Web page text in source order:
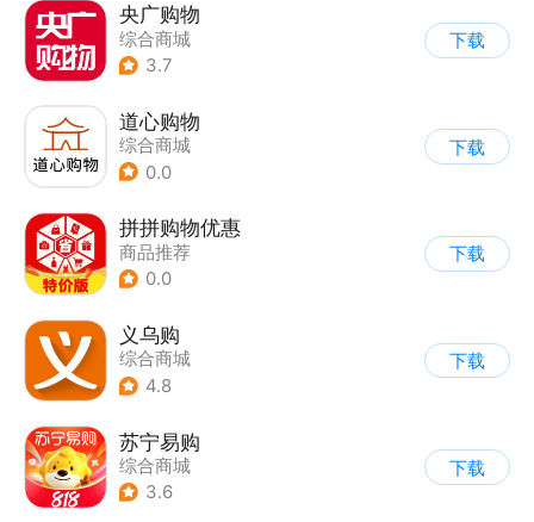
央广购物
综合商城
3.7
下载
道心购物
综合商城
0.0
下载
拼拼购物优惠
商品推荐
0.0
下载
义乌购
综合商城
4.8
下载
苏宁易购
综合商城
3.6
下载